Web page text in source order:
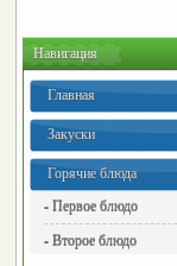
Навигация
Главная
Закуски
Горячие блюда
- Первое блюдо
- Второе блюдо